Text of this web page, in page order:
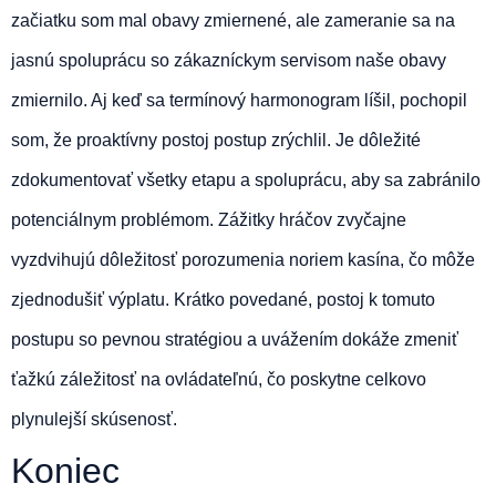
začiatku som mal obavy zmiernené, ale zameranie sa na
jasnú spoluprácu so zákazníckym servisom naše obavy
zmiernilo. Aj keď sa termínový harmonogram líšil, pochopil
som, že proaktívny postoj postup zrýchlil. Je dôležité
zdokumentovať všetky etapu a spoluprácu, aby sa zabránilo
potenciálnym problémom. Zážitky hráčov zvyčajne
vyzdvihujú dôležitosť porozumenia noriem kasína, čo môže
zjednodušiť výplatu. Krátko povedané, postoj k tomuto
postupu so pevnou stratégiou a uvážením dokáže zmeniť
ťažkú záležitosť na ovládateľnú, čo poskytne celkovo
plynulejší skúsenosť.
Koniec